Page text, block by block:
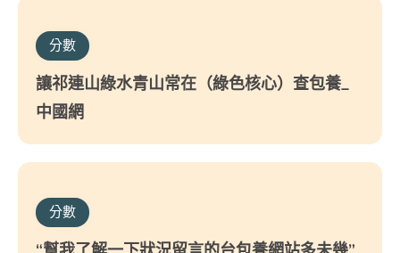
分數
讓祁連山綠水青山常在（綠色核心）查包養_
中國網
分數